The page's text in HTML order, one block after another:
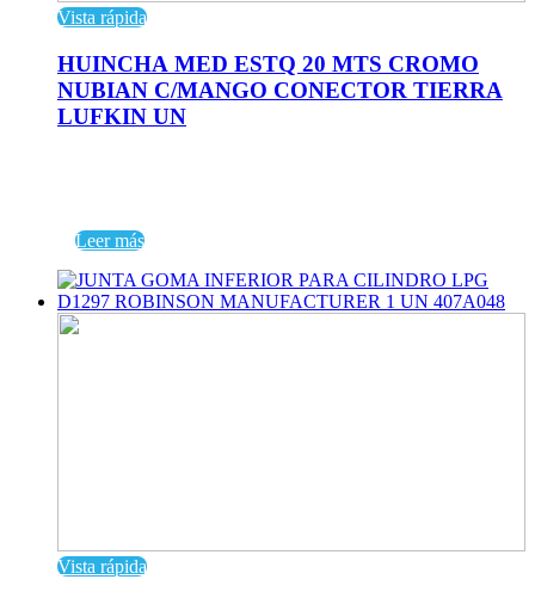
Vista rápida
HUINCHA MED ESTQ 20 MTS CROMO
NUBIAN C/MANGO CONECTOR TIERRA
LUFKIN UN
Leer más
Vista rápida